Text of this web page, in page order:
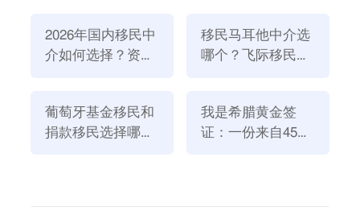
上一篇：移民希腊生活好不好？希腊移民有什么优势吗？
2026年国内移民中
介如何选择？资
移民马耳他中介选
哪个？飞际移民是
葡萄牙基金移民和
捐款移民选择哪个
我是希腊黄金签
证：一份来自45亿